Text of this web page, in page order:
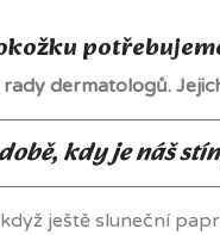
dermatologů.
kdy je náš
ještě sluneční